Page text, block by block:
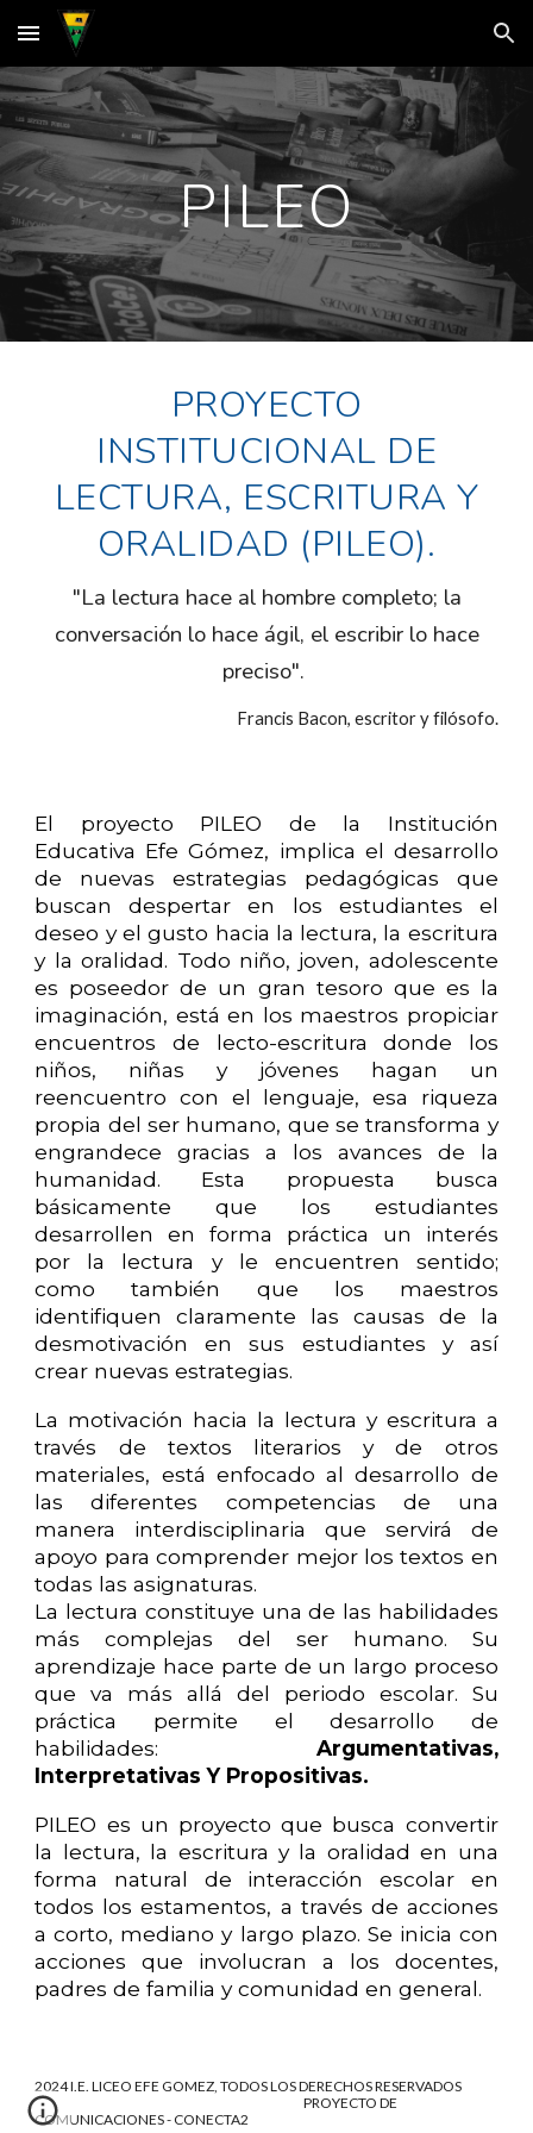
Skip to main content Skip to navigation
PILEO
PROYECTO
INSTITUCIONAL DE
LECTURA, ESCRITURA Y
ORALIDAD (PILEO).
"La lectura hace al hombre completo; la
conversación lo hace ágil, el escribir lo hace
preciso".
Francis Bacon, escritor y filósofo.
El proyecto PILEO de la Institución
Educativa Efe Gómez, implica el desarrollo
de nuevas estrategias pedagógicas que
buscan despertar en los estudiantes el
deseo y el gusto hacia la lectura, la escritura
y la oralidad. Todo niño, joven, adolescente
es poseedor de un gran tesoro que es la
imaginación, está en los maestros propiciar
encuentros de lecto-escritura donde los
niños, niñas y jóvenes hagan un
reencuentro con el lenguaje, esa riqueza
propia del ser humano, que se transforma y
engrandece gracias a los avances de la
humanidad. Esta propuesta busca
básicamente que los estudiantes
desarrollen en forma práctica un interés
por la lectura y le encuentren sentido;
como también que los maestros
identifiquen claramente las causas de la
desmotivación en sus estudiantes y así
crear nuevas estrategias.
La motivación hacia la lectura y escritura a
través de textos literarios y de otros
materiales, está enfocado al desarrollo de
las diferentes competencias de una
manera interdisciplinaria que servirá de
apoyo para comprender mejor los textos en
todas las asignaturas.
La lectura constituye una de las habilidades
más complejas del ser humano. Su
aprendizaje hace parte de un largo proceso
que va más allá del periodo escolar. Su
práctica permite el desarrollo de
habilidades: Argumentativas,
Interpretativas Y Propositivas.
PILEO es un proyecto que busca convertir
la lectura, la escritura y la oralidad en una
forma natural de interacción escolar en
todos los estamentos, a través de acciones
a corto, mediano y largo plazo. Se inicia con
acciones que involucran a los docentes,
padres de familia y comunidad en general.
2024 I.E. LICEO EFE GOMEZ, TODOS LOS DERECHOS RESERVADOS
PROYECTO DE
COMUNICACIONES - CONECTA2